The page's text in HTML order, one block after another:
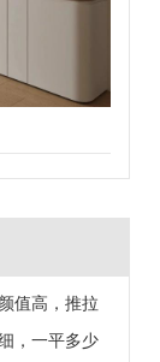
值高，推拉
，一平多少